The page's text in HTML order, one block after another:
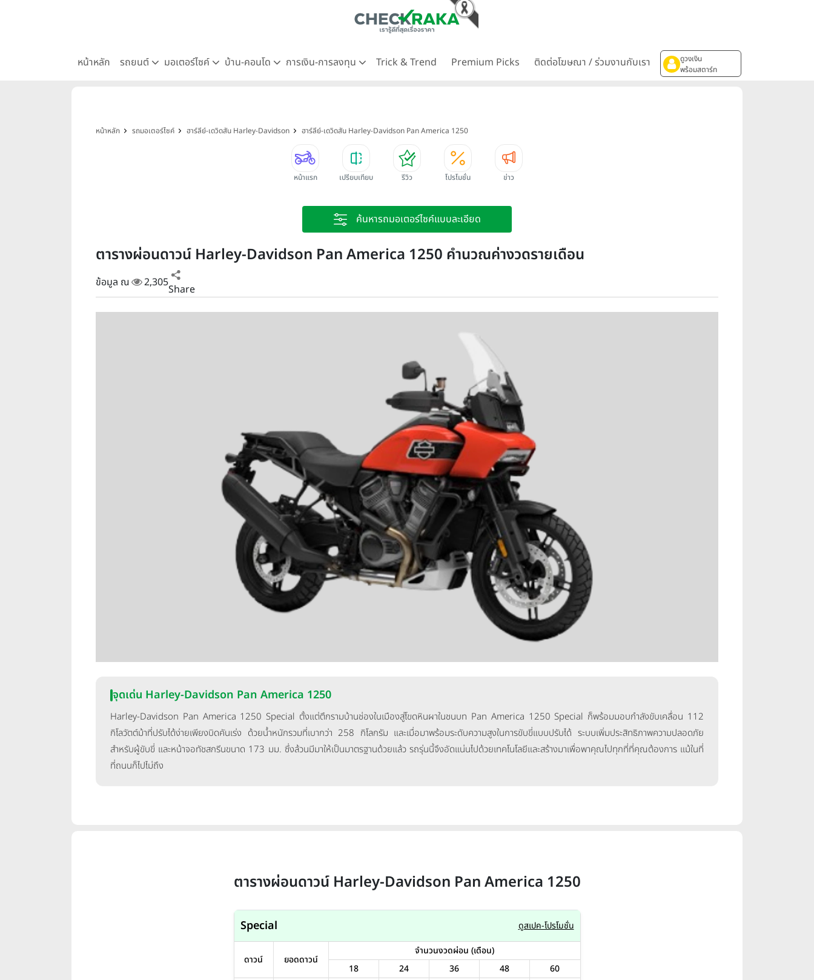
หน้าหลัก รถยนต์ มอเตอร์ไซค์ บ้าน-คอนโด การเงิน-การลงทุน Trick & Trend Premium Picks ติดต่อโฆษณา / ร่วมงานกับเรา
ดูวงเงิน
พร้อมสตาร์ท
หน้าหลัก รถมอเตอร์ไซค์ ฮาร์ลีย์-เดวิดสัน Harley-Davidson ฮาร์ลีย์-เดวิดสัน Harley-Davidson Pan America 1250
หน้าแรก เปรียบเทียบ รีวิว โปรโมชั่น ข่าว
ค้นหารถมอเตอร์ไซค์แบบละเอียด
ตารางผ่อนดาวน์ Harley-Davidson Pan America 1250 คำนวณค่างวดรายเดือน
ข้อมูล ณ 2,305Share
จุดเด่น Harley-Davidson Pan America 1250
Harley-Davidson Pan America 1250 Special ตั้งแต่ตึกรามบ้านช่องในเมืองสู่โขดหินผาในชนบท Pan America 1250 Special ก็พร้อมมอบกำลังขับเคลื่อน 112
กิโลวัตต์ม้าที่ปรับได้ง่ายเพียงบิดคันเร่ง ด้วยน้ำหนักรวมที่เบากว่า 258 กิโลกรัม และเมื่อมาพร้อมระดับความสูงในการขับขี่แบบปรับได้ ระบบเพิ่มประสิทธิภาพความปลอดภัย
สำหรับผู้ขับขี่ และหน้าจอทัชสกรีนขนาด 173 มม. ซึ่งล้วนมีมาให้เป็นมาตรฐานด้วยแล้ว รถรุ่นนี้จึงอัดแน่นไปด้วยเทคโนโลยีและสร้างมาเพื่อพาคุณไปทุกที่ที่คุณต้องการ แม้ในที่
ที่ถนนก็ไปไม่ถึง
ตารางผ่อนดาวน์ Harley-Davidson Pan America 1250
Special ดูสเปค-โปรโมชั่น
ดาวน์ ยอดดาวน์
จำนวนงวดผ่อน (เดือน)
18
24 36 48
60